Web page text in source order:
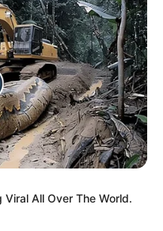
All Over The World.